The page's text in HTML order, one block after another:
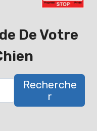
De Votre
Recherche
R